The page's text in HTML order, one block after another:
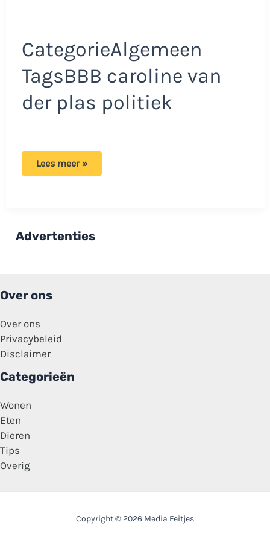
CategorieAlgemeen
TagsBBB caroline van
der plas politiek
BBB
een
Lees meer »
Advertenties
Over ons
Over ons
Privacybeleid
Disclaimer
Categorieën
Wonen
Eten
Dieren
Tips
Overig
Copyright © 2026 Media Feitjes